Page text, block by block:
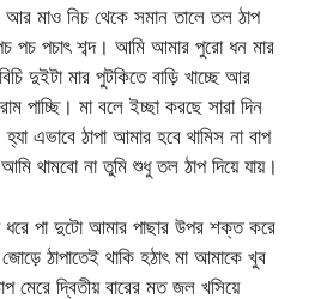
আর মাও নিচ থেকে সমান তালে তল ঠাপ
পচ পচাৎ শব্দ। আমি আমার পুরো ধন মার
দুইটা মার পুটকিতে বাড়ি খাচ্ছে আর
মা বলে ইচ্ছা করছে সারা দিন
এভাবে ঠাপা আমার হবে থামিস না বাপ
থামবো না তুমি শুধু তল ঠাপ দিয়ে যায়।
পা দুটো আমার পাছার উপর শক্ত করে
ঠাপাতেই থাকি হঠাৎ মা আমাকে খুব
দ্বিতীয় বারের মত জল খসিয়ে